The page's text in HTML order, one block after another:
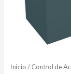
Inicio / Control de